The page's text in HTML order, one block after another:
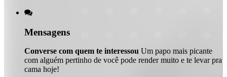

Mensagens
Converse com quem te interessou Um papo mais picante
com alguém pertinho de você pode render muito e te levar pra
cama hoje!